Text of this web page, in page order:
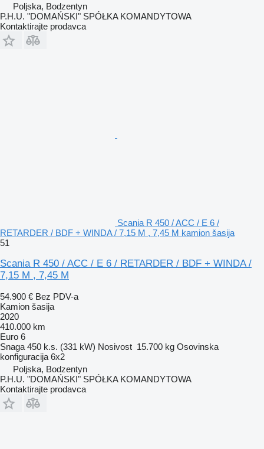
Poljska, Bodzentyn
P.H.U. "DOMAŃSKI" SPÓŁKA KOMANDYTOWA
Kontaktirajte prodavca
Scania R 450 / ACC / E 6 /
RETARDER / BDF + WINDA / 7,15 M , 7,45 M kamion šasija
51
Scania R 450 / ACC / E 6 / RETARDER / BDF + WINDA /
7,15 M , 7,45 M
54.900 € Bez PDV-a
Kamion šasija
2020
410.000 km
Euro 6
Snaga 450 k.s. (331 kW) Nosivost 15.700 kg Osovinska
konfiguracija 6x2
Poljska, Bodzentyn
P.H.U. "DOMAŃSKI" SPÓŁKA KOMANDYTOWA
Kontaktirajte prodavca